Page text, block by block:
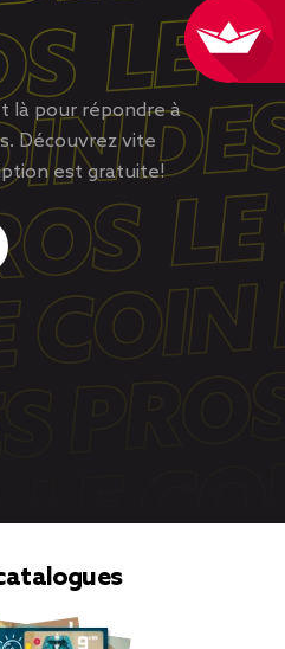
là pour répondre à
Découvrez vite
est gratuite!